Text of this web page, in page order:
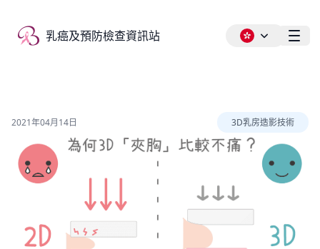
乳癌及預防檢查資訊站
乳癌及預防檢查資訊站
2021年04月14日 3D乳房造影技術